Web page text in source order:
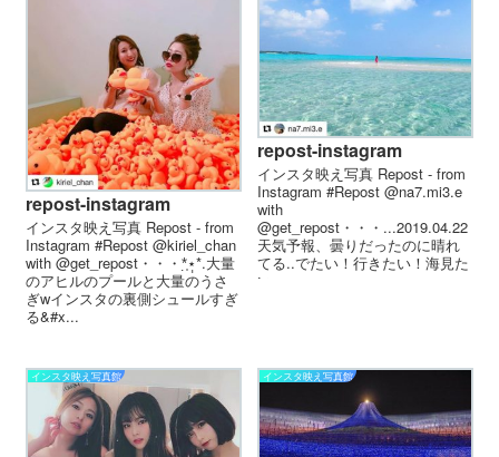
repost-instagram
インスタ映え写真 Repost - from
Instagram #Repost @kiriel_chan
with @get_repost・・・*̣̩⋆̩*.大量
のアヒルのプールと大量のうさ
ぎwインスタの裏側シュールすぎ
る&#x...
repost-instagram
インスタ映え写真 Repost - from
Instagram #Repost @na7.mi3.e
with
@get_repost・・・...2019.04.22
天気予報、曇りだったのに晴れ
てる..でたい！行きたい！海見た
い...
インスタ映え写真館 インスタ映え写真館